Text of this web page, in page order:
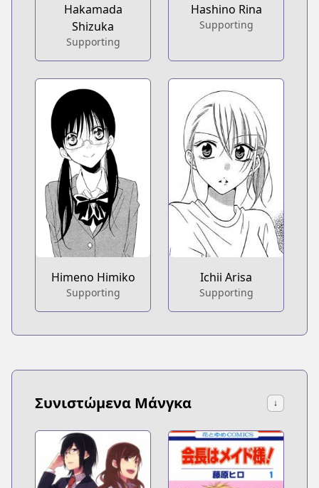
Hakamada
Shizuka
Supporting
Hashino Rina
Supporting
Himeno Himiko
Supporting
Ichii Arisa
Supporting
Συνιστώμενα Μάνγκα ↓